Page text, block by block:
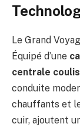
Le Grand
Équipé d’une
centrale
conduite
chauffants et
cuir, ajoutent